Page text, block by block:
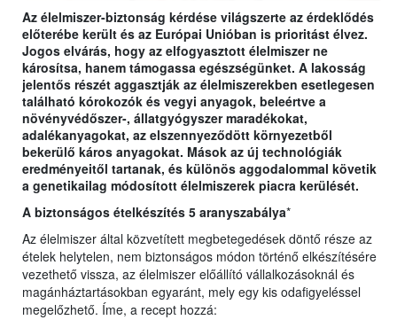
Az élelmiszer-biztonság kérdése világszerte az érdeklődés
előterébe került és az Európai Unióban is prioritást élvez.
Jogos elvárás, hogy az elfogyasztott élelmiszer ne
károsítsa, hanem támogassa egészségünket. A lakosság
jelentős részét aggasztják az élelmiszerekben esetlegesen
található kórokozók és vegyi anyagok, beleértve a
növényvédőszer-, állatgyógyszer maradékokat,
adalékanyagokat, az elszennyeződött környezetből
bekerülő káros anyagokat. Mások az új technológiák
eredményeitől tartanak, és különös aggodalommal követik
a genetikailag módosított élelmiszerek piacra kerülését.
A biztonságos ételkészítés 5 aranyszabálya*
Az élelmiszer által közvetített megbetegedések döntő része az
ételek helytelen, nem biztonságos módon történő elkészítésére
vezethető vissza, az élelmiszer előállító vállalkozásoknál és
magánháztartásokban egyaránt, mely egy kis odafigyeléssel
megelőzhető. Íme, a recept hozzá: